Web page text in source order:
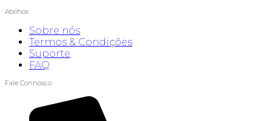
Atalhos
Sobre nós
Termos & Condições
Suporte
FAQ
Fale Connosco